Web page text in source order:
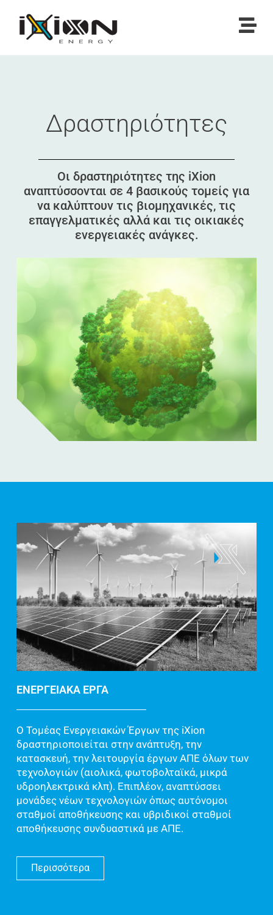
Δραστηριότητες
Οι δραστηριότητες της iXion
αναπτύσσονται σε 4 βασικούς τομείς για
να καλύπτουν τις βιομηχανικές, τις
επαγγελματικές αλλά και τις οικιακές
ενεργειακές ανάγκες.
ΕΝΕΡΓΕΙΑΚΑ ΕΡΓΑ
Ο Τομέας Ενεργειακών Έργων της iXion
δραστηριοποιείται στην ανάπτυξη, την
κατασκευή, την λειτουργία έργων ΑΠΕ όλων των
τεχνολογιών (αιολικά, φωτοβολταϊκά, μικρά
υδροηλεκτρικά κλπ). Επιπλέον, αναπτύσσει
μονάδες νέων τεχνολογιών όπως αυτόνομοι
σταθμοί αποθήκευσης και υβριδικοί σταθμοί
αποθήκευσης συνδυαστικά με ΑΠΕ.
Περισσότερα